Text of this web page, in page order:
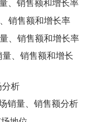
、销售额和增长率
销售额和增长率
、销售额和增长率
、销售额和增长
析
销量、销售额分析